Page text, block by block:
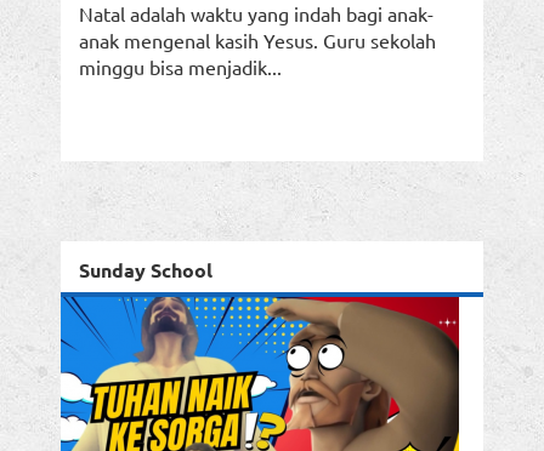
Natal adalah waktu yang indah bagi anak-
anak mengenal kasih Yesus. Guru sekolah
minggu bisa menjadik...
Sunday School